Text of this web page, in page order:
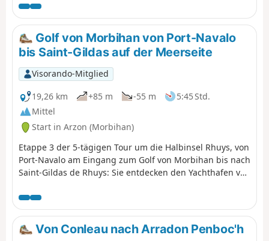
Küstenwegen (GR®34, Tour du Golfe
du Morbihan). Blick auf die Küste
und die Inseln des Golfs: Arz,
Drenec, Logodec, aux Moines, d'Irus.
Golf von Morbihan von Port-Navalo
bis Saint-Gildas auf der Meerseite
Visorando-Mitglied
19,26 km
+85 m -55 m
5:45 Std.
Mittel
Start in Arzon (Morbihan)
Etappe 3 der 5-tägigen Tour um die Halbinsel Rhuys, von
Port-Navalo am Eingang zum Golf von Morbihan bis nach
Saint-Gildas de Rhuys: Sie entdecken den Yachthafen von
und schließlich die Vielfalt der Megalithstätten. Bei
einem kleinen Abstecher ins Landesinnere können Sie
zudem die Teiche und Sumpfgebiete entdecken, die
früher Salzwiesen waren und sich durch eine besonders
Von Conleau nach Arradon Penboc'h